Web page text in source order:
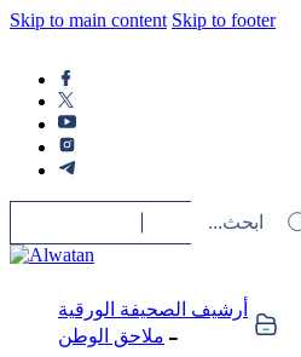
Skip to main content Skip to footer
أرشيف الصحيفة الورقية
ملاحق الوطن